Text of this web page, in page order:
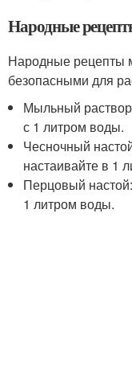
Народные
Народные рецепты
безопасными для
Мыльный
с 1 литром воды.
Чесночный
настаивайте в 1
Перцовый
1 литром воды.